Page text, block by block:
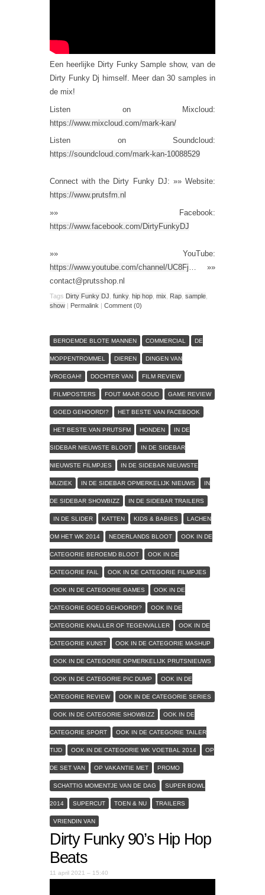
Een heerlijke Dirty Funky Sample show, van de
Dirty Funky Dj himself. Meer dan 30 samples in
de mix!
Listen on Mixcloud:
https://www.mixcloud.com/mark-kan/
Listen on Soundcloud:
https://soundcloud.com/mark-kan-10088529
Connect with the Dirty Funky DJ: »» Website:
https://www.prutsfm.nl
»» Facebook:
https://www.facebook.com/DirtyFunkyDJ
»» YouTube:
https://www.youtube.com/channel/UC8Fj … »»
contact@prutsshop.nl
Tags Dirty Funky DJ, funky, hip hop, mix, Rap, sample,
show
Permalink Comment (0)
BEROEMDE BLOTE MANNEN COMMERCIAL DE
MOPPENTROMMEL DIEREN DINGEN VAN
VROEGAH! DOCHTER VAN FILM REVIEW
FILMPOSTERS FOUT MAAR GOUD GAME REVIEW
GOED GEHOORD!? HET BESTE VAN FACEBOOK
HET BESTE VAN PRUTSFM HONDEN IN DE
SIDEBAR NIEUWSTE BLOOT IN DE SIDEBAR
NIEUWSTE FILMPJES IN DE SIDEBAR NIEUWSTE
MUZIEK IN DE SIDEBAR OPMERKELIJK NIEUWS IN
DE SIDEBAR SHOWBIZZ IN DE SIDEBAR TRAILERS
IN DE SLIDER KATTEN KIDS & BABIES LACHEN
OM HET WK 2014 NEDERLANDS BLOOT OOK IN DE
CATEGORIE BEROEMD BLOOT OOK IN DE
CATEGORIE FAIL OOK IN DE CATEGORIE FILMPJES
OOK IN DE CATEGORIE GAMES OOK IN DE
CATEGORIE GOED GEHOORD!? OOK IN DE
CATEGORIE KNALLER OF TEGENVALLER OOK IN DE
CATEGORIE KUNST OOK IN DE CATEGORIE MASHUP
OOK IN DE CATEGORIE OPMERKELIJK PRUTSNIEUWS
OOK IN DE CATEGORIE PIC DUMP OOK IN DE
CATEGORIE REVIEW OOK IN DE CATEGORIE SERIES
OOK IN DE CATEGORIE SHOWBIZZ OOK IN DE
CATEGORIE SPORT OOK IN DE CATEGORIE TAILER
TIJD OOK IN DE CATEGORIE WK VOETBAL 2014 OP
DE SET VAN OP VAKANTIE MET PROMO
SCHATTIG MOMENTJE VAN DE DAG SUPER BOWL
2014 SUPERCUT TOEN & NU TRAILERS
VRIENDIN VAN
Dirty Funky 90’s Hip Hop
Beats
11 april 2021 – 15:40